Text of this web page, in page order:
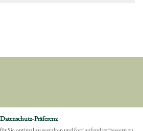
Datenschutz-Präferenz